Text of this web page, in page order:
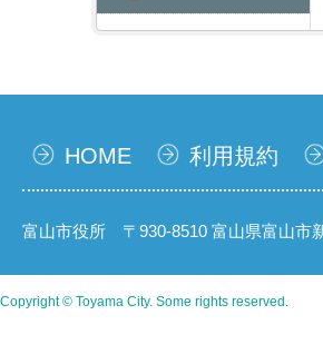
HOME 利用規約
富山市役所 〒930-8510 富山県富山市
Copyright © Toyama City. Some rights reserved.